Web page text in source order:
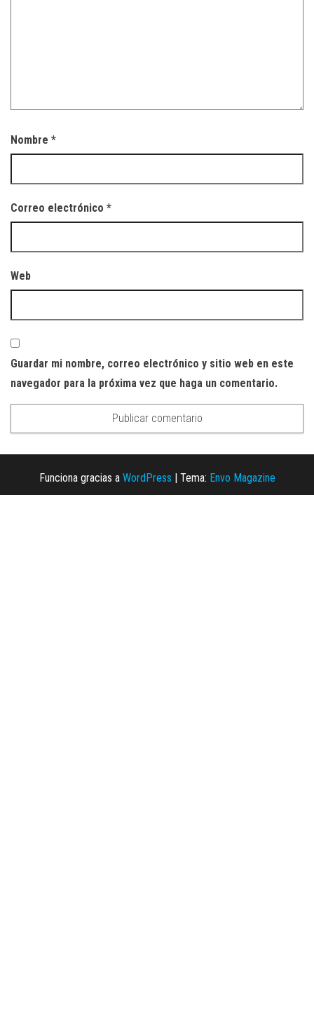
Nombre *
Correo electrónico *
Web
Guardar mi nombre, correo electrónico y sitio web en este
navegador para la próxima vez que haga un comentario.
Funciona gracias a WordPress Tema: Envo Magazine